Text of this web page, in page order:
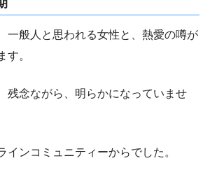
一般人と思われる女性と、熱愛の噂が
す。
残念ながら、明らかになっていませ
インコミュニティーからでした。